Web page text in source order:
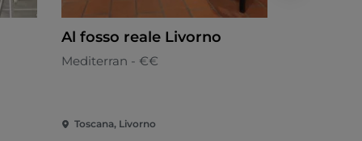
Al fosso reale Livorno
Mediterran - €€
Toscana, Livorno